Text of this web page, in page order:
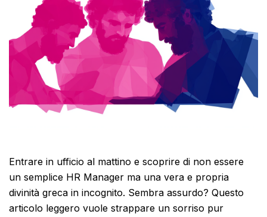
Entrare in ufficio al mattino e scoprire di non essere
un semplice HR Manager ma una vera e propria
divinità greca in incognito. Sembra assurdo? Questo
articolo leggero vuole strappare un sorriso pur